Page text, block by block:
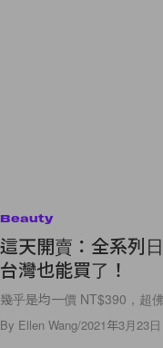
Beauty
這天開賣：全系列
台灣也能買了！
幾乎是均一價 NT$390，超
By Ellen Wang/2021年3月23日